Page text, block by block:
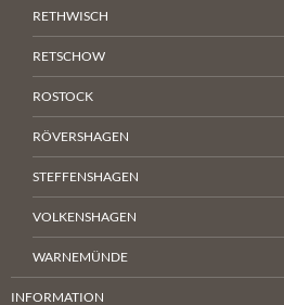
RETHWISCH
RETSCHOW
ROSTOCK
RÖVERSHAGEN
STEFFENSHAGEN
VOLKENSHAGEN
WARNEMÜNDE
INFORMATION